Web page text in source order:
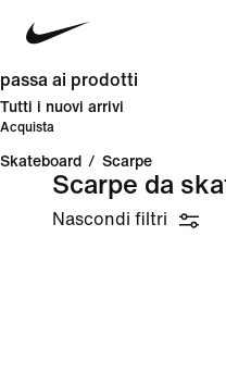
passa ai prodotti
Tutti i nuovi arrivi
Acquista
Skateboard / Scarpe
Scarpe da
Nascondi filtri